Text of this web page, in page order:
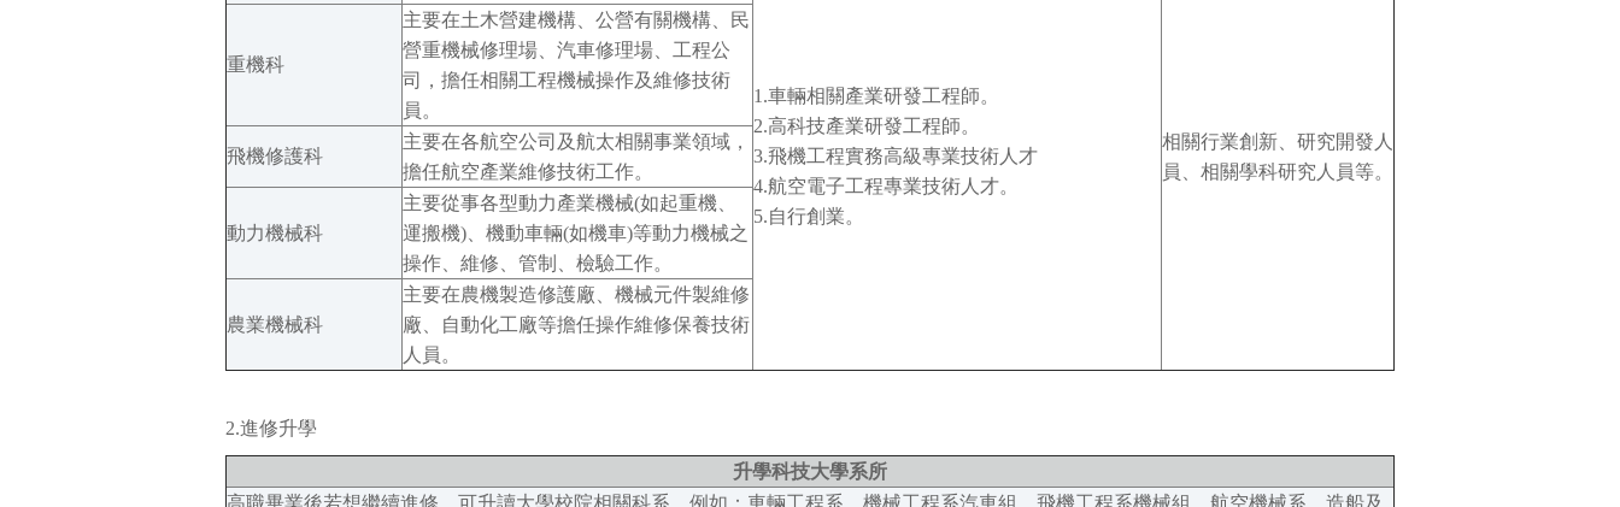
1.車輛相關產業研發工程師。
2.高科技產業研發工程師。
3.飛機工程實務高級專業技術人才
4.航空電子工程專業技術人才。
5.自行創業。
相關行業創新、研究開發人
員、相關學科研究人員等。
重機科
主要在土木營建機構、公營有關機構、民
營重機械修理場、汽車修理場、工程公
司，擔任相關工程機械操作及維修技術
員。
飛機修護科
主要在各航空公司及航太相關事業領域，
擔任航空產業維修技術工作。
動力機械科
主要從事各型動力產業機械(如起重機、
運搬機)、機動車輛(如機車)等動力機械之
操作、維修、管制、檢驗工作。
農業機械科
主要在農機製造修護廠、機械元件製維修
廠、自動化工廠等擔任操作維修保養技術
人員。
2.進修升學
升學科技大學系所
高職畢業後若想繼續進修，可升讀大學校院相關科系，例如：車輛工程系、機械工程系汽車組、飛機工程系機械組、航空機械系、造船及